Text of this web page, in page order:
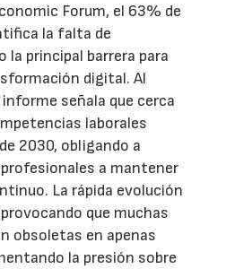
Forum, el 63% de
la falta de
la principal barrera para
digital. Al
señala que cerca
laborales
2030, obligando a
a mantener
La rápida evolución
que muchas
obsoletas en apenas
la presión sobre